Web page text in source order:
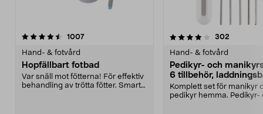
1007recensioner
Hand- & fotvård
Hopfällbart fotbad
Var snäll mot fötterna! För effektiv
behandling av trötta fötter. Smart
4.0 av 5 stjärnor 302
Hand- & fotvård
Pedikyr- och
6 tillbehör,
Komplett set för manikyr
pedikyr hemma. Pedikyr-
4.5 av 5 stjärnor